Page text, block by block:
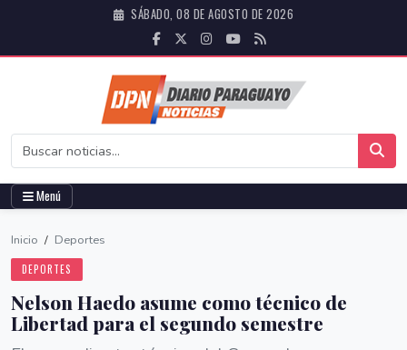
SÁBADO, 08 DE AGOSTO DE 2026
Menú
Inicio / Deportes
DEPORTES
Nelson Haedo asume como técnico de
Libertad para el segundo semestre